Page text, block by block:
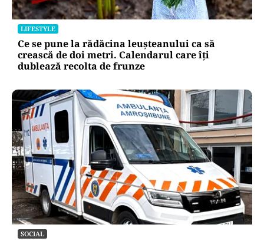
LIFESTYLE
Ce se pune la rădăcina leușteanului ca să
crească de doi metri. Calendarul care îți
dublează recolta de frunze
SOCIAL